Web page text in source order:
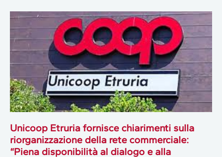
Unicoop Etruria fornisce chiarimenti sulla
riorganizzazione della rete commerciale:
“Piena disponibilità al dialogo e alla